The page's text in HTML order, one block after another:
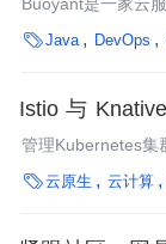
的一周年纪念日，
源“服务网格”项
Java DevOps
Istio 与
验
管理Kubernetes集
定义，但是Istio和
云原生 云计算